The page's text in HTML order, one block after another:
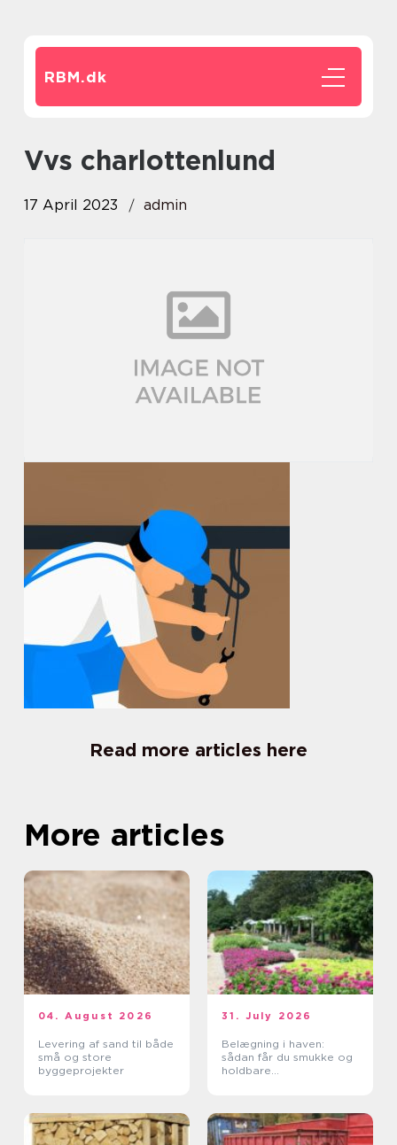
RBM.dk
vvs charlottenlund
17 April 2023 admin
Read more articles here
More articles
04. August 2026
Levering af sand til både
små og store
byggeprojekter
31. July 2026
Belægning i haven:
sådan får du smukke og
holdbare